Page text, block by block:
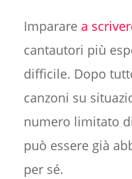
Imparare a
cantautori più
difficile. Dopo
canzoni su
numero limitato
può essere già
per sé.